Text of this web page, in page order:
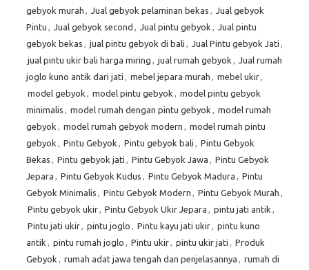
gebyok murah , Jual gebyok pelaminan bekas , Jual gebyok
Pintu , Jual gebyok second , Jual pintu gebyok , Jual pintu
gebyok bekas , jual pintu gebyok di bali , Jual Pintu gebyok Jati ,
jual pintu ukir bali harga miring , jual rumah gebyok , Jual rumah
joglo kuno antik dari jati , mebel jepara murah , mebel ukir,
model gebyok , model pintu gebyok , model pintu gebyok
minimalis , model rumah dengan pintu gebyok , model rumah
gebyok , model rumah gebyok modern , model rumah pintu
gebyok , Pintu Gebyok , Pintu gebyok bali , Pintu Gebyok
Bekas , Pintu gebyok jati , Pintu Gebyok Jawa , Pintu Gebyok
Jepara , Pintu Gebyok Kudus , Pintu Gebyok Madura , Pintu
Gebyok Minimalis , Pintu Gebyok Modern , Pintu Gebyok Murah ,
Pintu gebyok ukir, Pintu Gebyok Ukir Jepara , pintu jati antik ,
Pintu jati ukir, pintu joglo , Pintu kayu jati ukir, pintu kuno
antik , pintu rumah joglo , Pintu ukir, pintu ukir jati , Produk
Gebyok , rumah adat jawa tengah dan penjelasannya , rumah di